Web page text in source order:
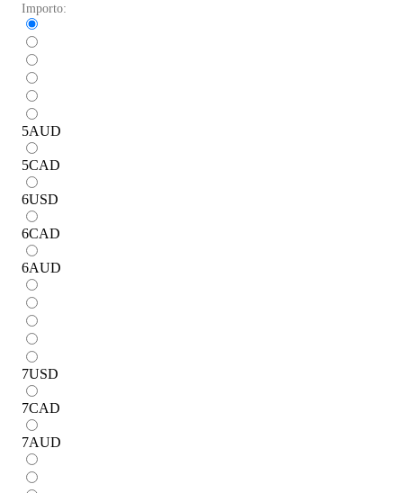
Importo:
5AUD
5CAD
6USD
6CAD
6AUD
7USD
7CAD
7AUD